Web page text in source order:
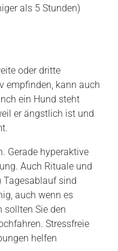
als 5 Stunden)
oder dritte
empfinden, kann auch
ein Hund steht
er ängstlich ist und
Gerade hyperaktive
Auch Rituale und
Tagesablauf sind
auch wenn es
sollten Sie den
Stressfreie
helfen